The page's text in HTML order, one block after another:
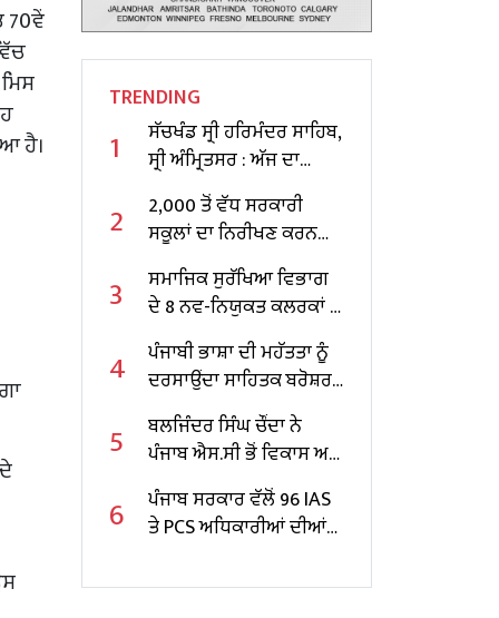
ਹੈ।
TRENDING
1
ਸੱਚਖੰਡ ਸ੍ਰੀ ਹਰਿਮੰਦਰ ਸਾਹਿਬ,
ਸ੍ਰੀ ਅੰਮ੍ਰਿਤਸਰ : ਅੱਜ ਦਾ
ਹੁਕਮਨਾਮਾ
2
2,000 ਤੋਂ ਵੱਧ ਸਰਕਾਰੀ
ਸਕੂਲਾਂ ਦਾ ਨਿਰੀਖਣ ਕਰਨ
ਵਾਲੇ ਪੰਜਾਬ ਦੇ ਪਹਿਲੇ
ਸਿੱਖਿਆ ਮੰਤਰੀ ਬਣੇ ਹਰਜੋਤ
ਸਿੰਘ ਬੈਂਸ
3
ਸਮਾਜਿਕ ਸੁਰੱਖਿਆ ਵਿਭਾਗ
ਦੇ 8 ਨਵ-ਨਿਯੁਕਤ ਕਲਰਕਾਂ ਨੂੰ
ਨਿਯੁਕਤੀ ਪੱਤਰ ਸੌਂਪੇ
4
ਪੰਜਾਬੀ ਭਾਸ਼ਾ ਦੀ ਮਹੱਤਤਾ ਨੂੰ
ਦਰਸਾਉਂਦਾ ਸਾਹਿਤਕ ਬਰੋਸ਼ਰ
ਜਾਰੀ
5
ਬਲਜਿੰਦਰ ਸਿੰਘ ਚੌਂਦਾ ਨੇ
ਪੰਜਾਬ ਐਸ.ਸੀ ਭੋਂ ਵਿਕਾਸ ਅਤੇ
ਵਿੱਤ ਕਾਰਪੋਰੇਸ਼ਨ ਦੇ ਚੇਅਰਮੈਨ
ਵਜੋਂ ਸੰਭਾਲਿਆ ਕਾਰਜਭਾਰ
6
ਪੰਜਾਬ ਸਰਕਾਰ ਵੱਲੋਂ 96 IAS
ਤੇ PCS ਅਧਿਕਾਰੀਆਂ ਦੀਆਂ